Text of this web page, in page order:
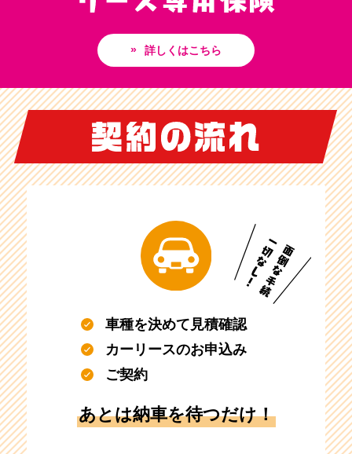
詳しくはこちら
車種を決めて見積確認
カーリースのお申込み
ご契約
あとは納車を待つだけ！